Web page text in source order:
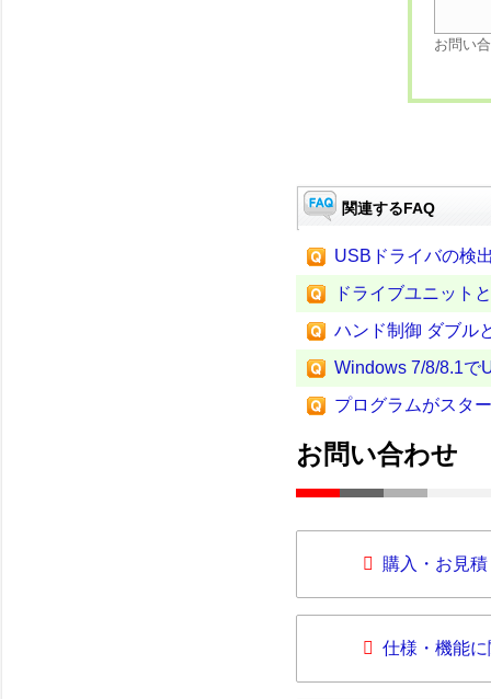
お問い
関連するFAQ
USBドライバの検
ドライブユニット
ハンド制御 ダブル
Windows 7/8/8.1で
プログラムがスタ
お問い合わせ
購入・お見
仕様・機能